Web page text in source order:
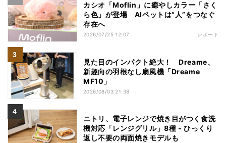
カシオ「Moflin」に癒やしカラー「さく
ら色」が登場 AIペットは“人”をつなぐ
存在へ
2026/07/25 12:07 レポート
見た目のインパクト絶大！ Dreame、
新趣向の羽根なし扇風機「Dreame
MF10」
2026/08/03 21:38
ニトリ、電子レンジで焼き目がつく食洗
機対応「レンジグリル」8種 - ひっくり
返し不要の両面焼きモデルも